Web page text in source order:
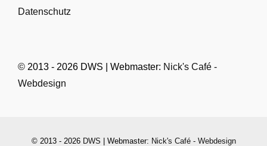
Datenschutz
© 2013 - 2026 DWS | Webmaster: Nick's Café -
Webdesign
© 2013 - 2026 DWS | Webmaster: Nick's Café - Webdesign